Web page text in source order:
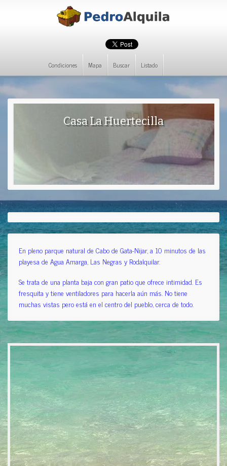
Condiciones Mapa Buscar Listado
Casa La Huertecilla
En pleno parque natural de Cabo de Gata-Nijar, a 10 minutos de las
playesa de Agua Amarga, Las Negras y Rodalquilar.
Se trata de una planta baja con gran patio que ofrece intimidad. Es
fresquita y tiene ventiladores para hacerla aún más. No tiene
muchas vistas pero está en el centro del pueblo, cerca de todo.